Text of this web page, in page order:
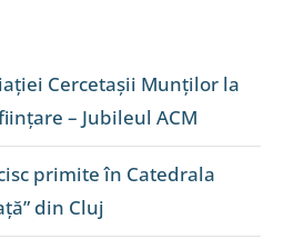
Cercetașii Munților la
– Jubileul ACM
primite în Catedrala
din Cluj